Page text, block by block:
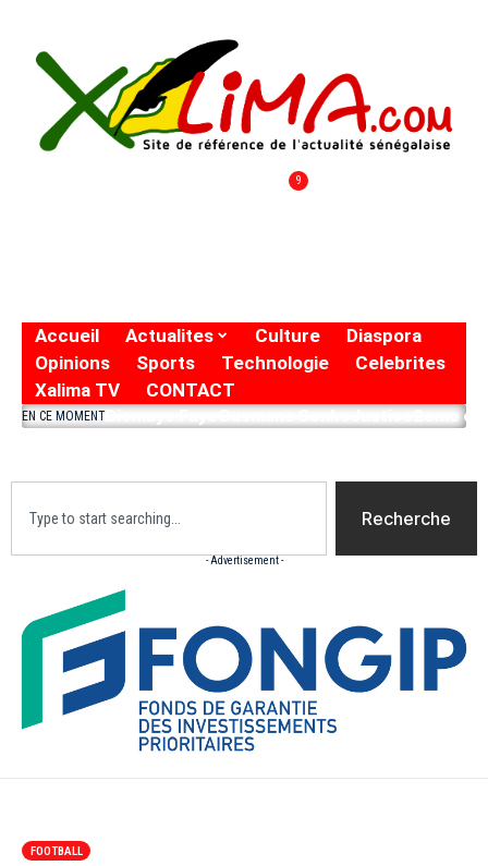
9
Accueil Actualites Culture
Diaspora
Opinions
Sports Technologie
Celebrites
Xalima TV
CONTACT
EN CE MOMENTDiomaye FayeOusmane SonkoJustice2eme
Recherche
- Advertisement -
FOOTBALL